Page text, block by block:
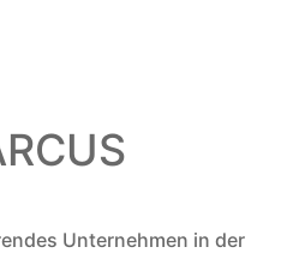
Unternehmen in der